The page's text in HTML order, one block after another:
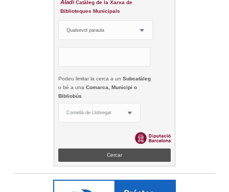
Aladí Catàleg de la Xarxa de
Biblioteques Municipals
Podeu limitar la cerca a un Subcatàleg
o bé a una Comarca, Municipi o
Bibliobús